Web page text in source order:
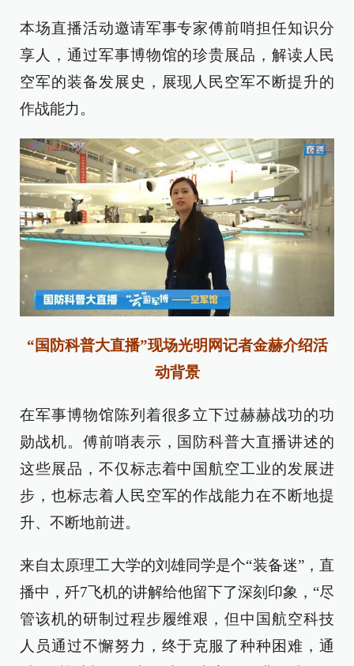
本场直播活动邀请军事专家傅前哨担任知识分
享人，通过军事博物馆的珍贵展品，解读人民
空军的装备发展史，展现人民空军不断提升的
作战能力。
“国防科普大直播”现场光明网记者金赫介绍活
动背景
在军事博物馆陈列着很多立下过赫赫战功的功
勋战机。傅前哨表示，国防科普大直播讲述的
这些展品，不仅标志着中国航空工业的发展进
步，也标志着人民空军的作战能力在不断地提
升、不断地前进。
来自太原理工大学的刘雄同学是个“装备迷”，直
播中，歼7飞机的讲解给他留下了深刻印象，“尽
管该机的研制过程步履维艰，但中国航空科技
人员通过不懈努力，终于克服了种种困难，通